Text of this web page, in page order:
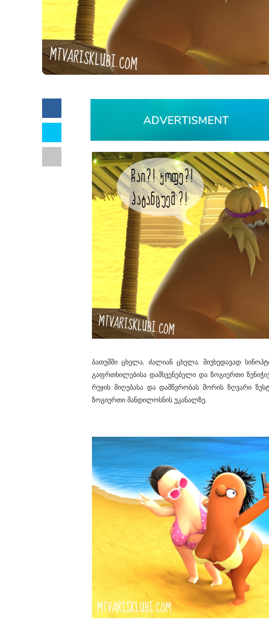
ბათუმში ცხელა, ძალიან ცხელა. მიუხედავად
გაფრთხილებისა დამსვენებელი და ზოგიერთი
რუჯის მიღებასა და დამწვრობას შორის ზღვარი
ზოგიერთი მანდილოსნის უკანალზე.